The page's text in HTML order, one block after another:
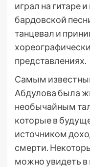
играл на гитаре
бардовской
танцевал и
представлениях.
Самым
Абдулова была
необычайным
которые в
источником
смерти.
можно увидеть в